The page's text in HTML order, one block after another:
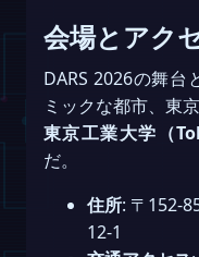
会場とアク
DARS 2026の舞
ミックな都市、東
東京工業大学（
だ。
住所: 〒152-
12-1